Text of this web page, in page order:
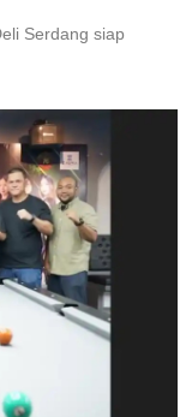
Serdang siap